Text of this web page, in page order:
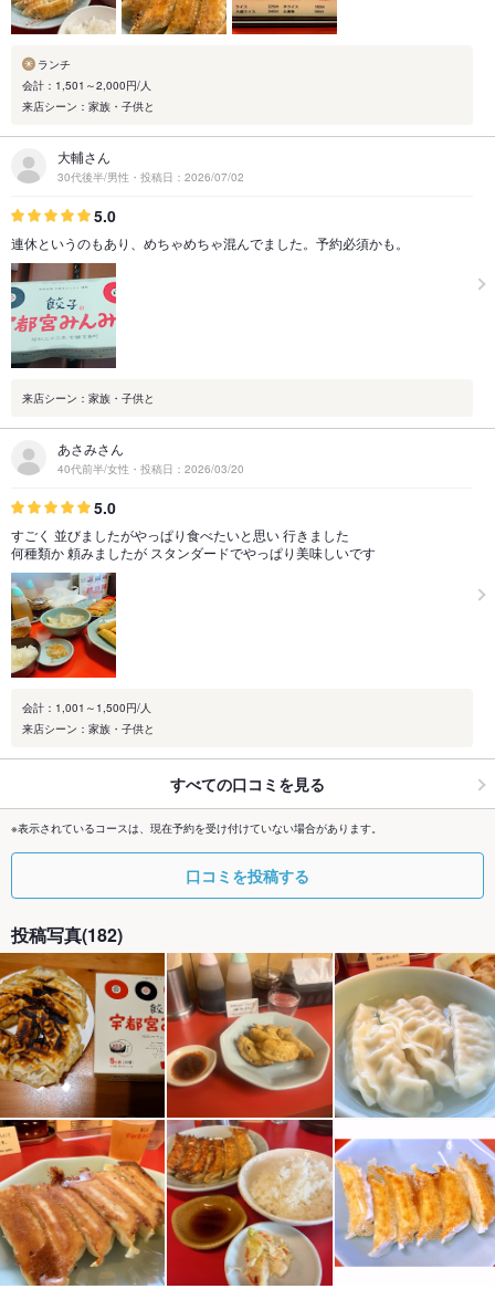
ランチ
会計：1,501～2,000円/人
来店シーン：家族・子供と
大輔さん
30代後半/男性・投稿日：2026/07/02
5.0
連休というのもあり、めちゃめちゃ混んでました。予約必須かも。
来店シーン：家族・子供と
あさみさん
40代前半/女性・投稿日：2026/03/20
5.0
すごく 並びましたがやっぱり食べたいと思い 行きました
何種類か 頼みましたが スタンダードでやっぱり美味しいです
会計：1,001～1,500円/人
来店シーン：家族・子供と
すべての口コミを見る
※表示されているコースは、現在予約を受け付けていない場合があります。
口コミを投稿する
投稿写真(182)